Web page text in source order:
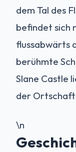
dem Tal des
befindet sich
flussabwärts
berühmte
Slane Castle
der Ortschaft
\n